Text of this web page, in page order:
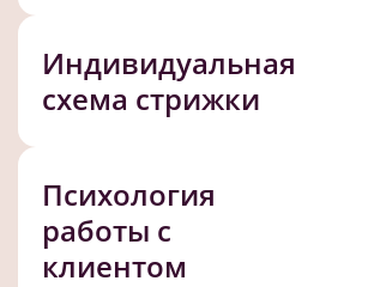
Индивидуальная
схема стрижки
Психология
работы с
клиентом